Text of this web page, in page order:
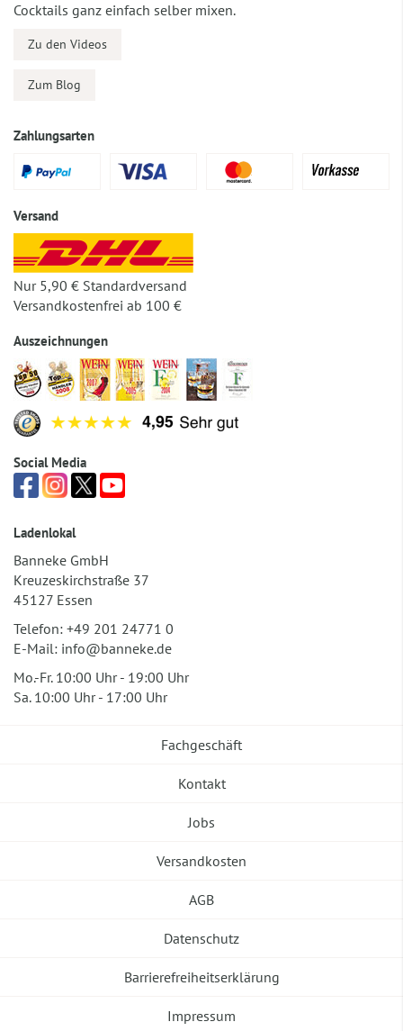
Cocktails ganz einfach selber mixen.
Zu den Videos
Zum Blog
Zahlungsarten
Versand
Nur 5,90 € Standardversand
Versandkostenfrei ab 100 €
Auszeichnungen
Social Media
Ladenlokal
Banneke GmbH
Kreuzeskirchstraße 37
45127 Essen
Telefon: +49 201 24771 0
E-Mail: info@banneke.de
Mo.-Fr. 10:00 Uhr - 19:00 Uhr
Sa. 10:00 Uhr - 17:00 Uhr
Fachgeschäft
Kontakt
Jobs
Versandkosten
AGB
Datenschutz
Barrierefreiheitserklärung
Impressum